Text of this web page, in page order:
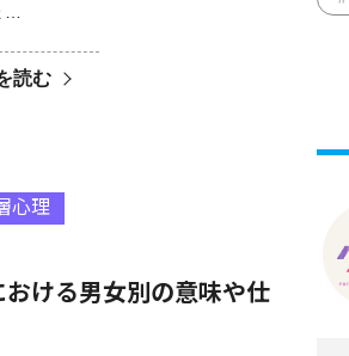
…
読む
心理
ける男女別の意味や仕